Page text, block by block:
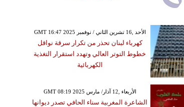
GMT 16:47 2025 الأحد ,16 تشرين الثاني / نوفمبر
كهرباء لبنان تحذر من تكرار سرقة نواقل
خطوط التوتر العالي وتهدد استقرار التغذية
الكهربائية
GMT 08:19 2025 الأربعاء ,12 آذار/ مارس
الشاعرة المغربية سناء الحافي تصدر ديوانها